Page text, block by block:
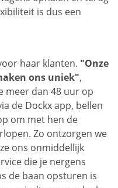
is dus een
haar klanten. "Onze
ons uniek",
meer dan 48 uur op
de Dockx app, bellen
om met hen de
Zo ontzorgen we
ons onmiddellijk
die je nergens
de baan opsturen is